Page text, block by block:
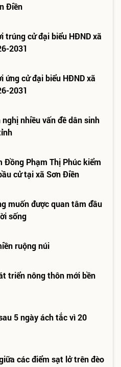
Điền
trúng cử đại biểu HĐND xã
2031
ứng cử đại biểu HĐND xã
2031
nhiều vấn đề dân sinh
Đồng Phạm Thị Phúc kiểm
cử tại xã Sơn Điền
muốn được quan tâm đầu
sống
ruộng núi
triển nông thôn mới bền
5 ngày ách tắc vì 20
các điểm sạt lở trên đèo